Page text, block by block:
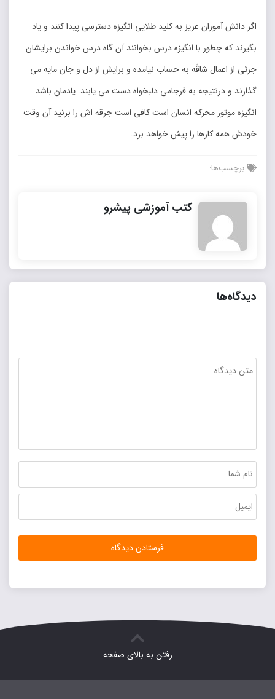
اگر دانش آموزان عزیز به کلید طلایی انگیزه دسترسی پیدا کنند و یاد
بگیرند که چطور با انگیزه درس بخوانند آن گاه درس خواندن برایشان
جزئی از اعمال شاقّه به حساب نیامده و برایش از دل و جان مایه می
گذارند و درنتیجه به فرجامی دلبخواه دست می یابند. یادمان باشد
انگیزه موتور محرکه انسان است کافی است جرقه اش را بزنید آن وقت
خودش همه کارها را پیش خواهد برد.
برچسب‌ها:
کتب آموزشی پیشرو
دیدگاه‌ها
رفتن به بالای صفحه